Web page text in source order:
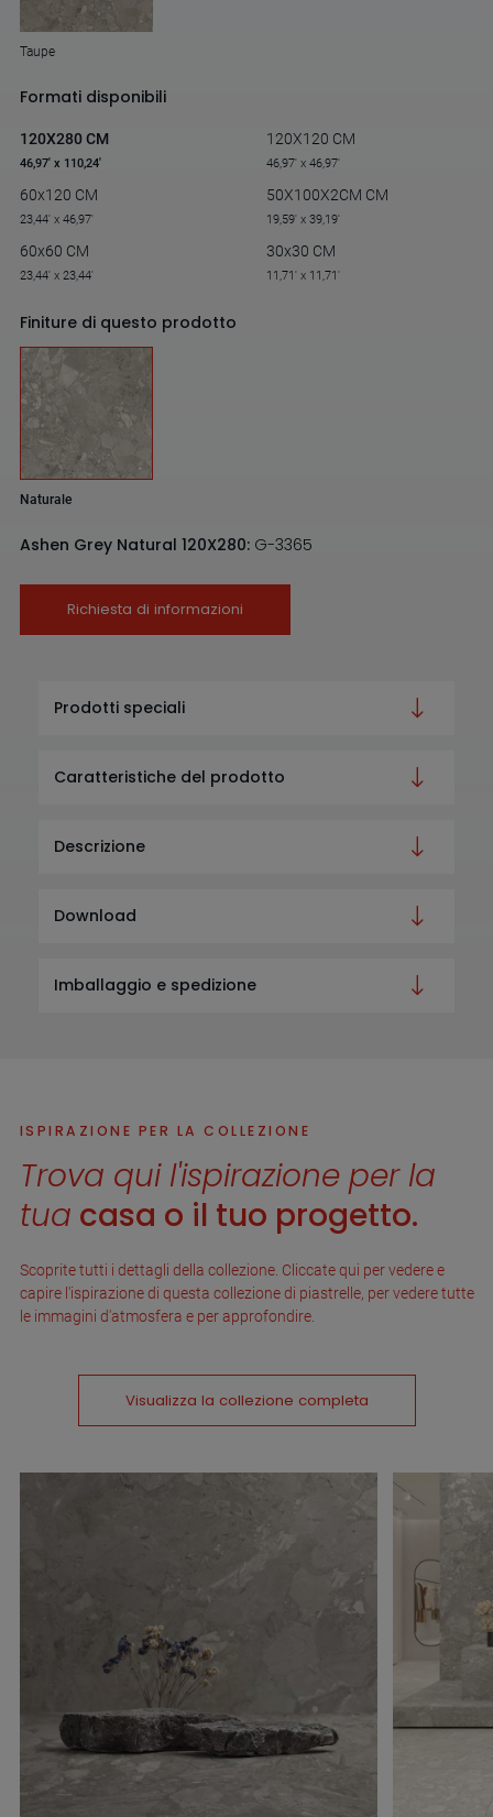
Taupe
Formati disponibili
120X280 CM
46,97' x 110,24'
120X120 CM
46,97' x 46,97'
60x120 CM
23,44' x 46,97'
50X100X2CM CM
19,59' x 39,19'
60x60 CM
23,44' x 23,44'
30x30 CM
11,71' x 11,71'
Finiture di questo prodotto
Naturale
Ashen Grey Natural 120X280: G-3365
Richiesta di informazioni
Prodotti speciali
Caratteristiche del prodotto
Descrizione
Download
Imballaggio e spedizione
ISPIRAZIONE PER LA COLLEZIONE
Trova qui l'ispirazione per la
tua casa o il tuo progetto.
Scoprite tutti i dettagli della collezione. Cliccate qui per vedere e
capire l'ispirazione di questa collezione di piastrelle, per vedere tutte
le immagini d'atmosfera e per approfondire.
Visualizza la collezione completa